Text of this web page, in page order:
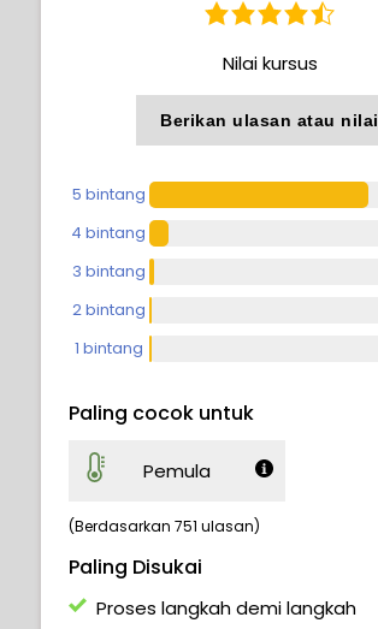
Nilai kursus
Berikan ulasan atau nilai
5 bintang
4 bintang
3 bintang
2 bintang
1 bintang
Paling cocok untuk
Pemula
(Berdasarkan 751 ulasan)
Paling Disukai
Proses langkah demi langkah